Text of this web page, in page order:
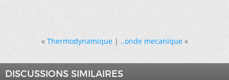
« Thermodynamique|..onde mecanique »
DISCUSSIONS SIMILAIRES